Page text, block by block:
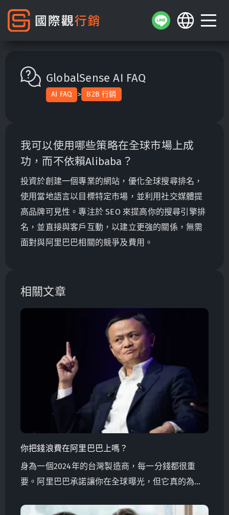
GlobalSense AI FAQ
AI FAQ > B2B 行銷
我可以使用哪些策略在全球市場上成
功，而不依賴Alibaba？
投資於創建一個專業的網站，優化全球搜尋排名，
使用當地語言以目標特定市場，並利用社交媒體提
高品牌可見性。專注於 SEO 來提高你的搜尋引擎排
名，並直接與客戶互動，以建立更強的關係，無需
面對與阿里巴巴相關的競爭及費用。
相關文章
你把錢浪費在阿里巴巴上嗎？
身為一個2024年的台灣製造商，每一分錢都很重
要。阿里巴巴承諾讓你在全球曝光，但它真的為你
方案，讓你走向全球成功。